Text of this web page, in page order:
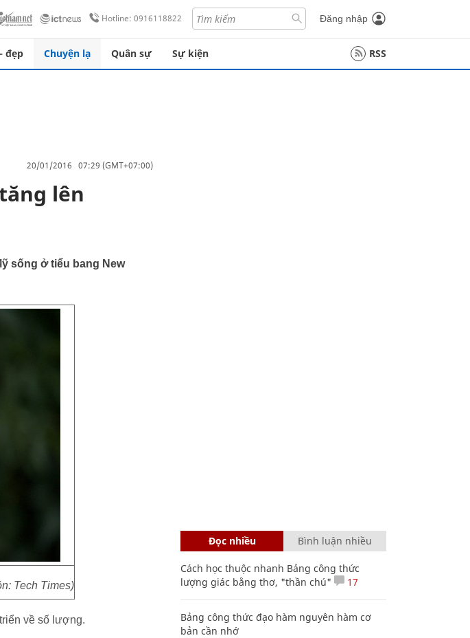
Hotline: 0916118822 Đăng nhập
đẹp Chuyện lạ Quân sự Sự kiện RSS
20/01/2016 07:29 (GMT+07:00)
lên
sống ở tiểu bang New
Tech Times)
về số lượng.
Đọc nhiều Bình luận nhiều
Cách học thuộc nhanh Bảng công thức
lượng giác bằng thơ, "thần chú"
17
Bảng công thức đạo hàm nguyên hàm cơ
bản cần nhớ